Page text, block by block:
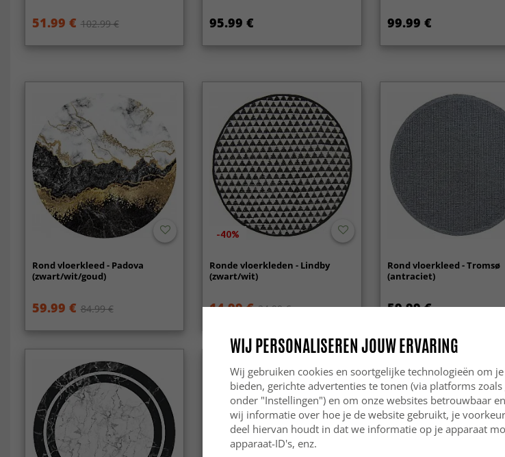
51.99 € 102.99 € 95.99 € 99.99 €
Rond vloerkleed - Padova
(zwart/wit/goud)
59.99 € 84.99 €
-40%
Ronde vloerkleden - Lindby
(zwart/wit)
14.99 € 24.99 €
Rond vloerkleed - Tromsø
(antraciet)
59.99 €
WIJ PERSONALISEREN JOUW ERVARING
Wij gebruiken cookies en soortgelijke technologieën om
bieden, gerichte advertenties te tonen (via platforms zoals
onder "Instellingen") en om onze websites betrouwbaar
wij informatie over hoe je de website gebruikt, je
deel hiervan houdt in dat we informatie op je apparaat
apparaat-ID's, enz.